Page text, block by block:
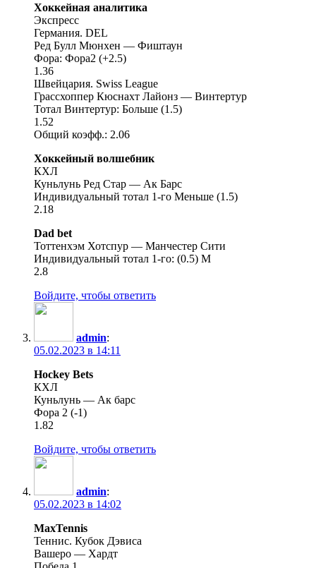
Хоккейная аналитика
Экспресс
Германия. DEL
Ред Булл Мюнхен — Фиштаун
Фора: Фора2 (+2.5)
1.36
Швейцария. Swiss League
Грассхоппер Кюснахт Лайонз — Винтертур
Тотал Винтертур: Больше (1.5)
1.52
Общий коэфф.: 2.06
Хоккейный волшебник
КХЛ
Куньлунь Ред Стар — Ак Барс
Индивидуальный тотал 1-го Меньше (1.5)
2.18
Dad bet
Тоттенхэм Хотспур — Манчестер Сити
Индивидуальный тотал 1-го: (0.5) М
2.8
Войдите, чтобы ответить
admin:
05.02.2023 в 14:11
Hockey Bets
КХЛ
Куньлунь — Ак барс
Фора 2 (-1)
1.82
Войдите, чтобы ответить
admin:
05.02.2023 в 14:02
MaxTennis
Теннис. Кубок Дэвиса
Вашеро — Хардт